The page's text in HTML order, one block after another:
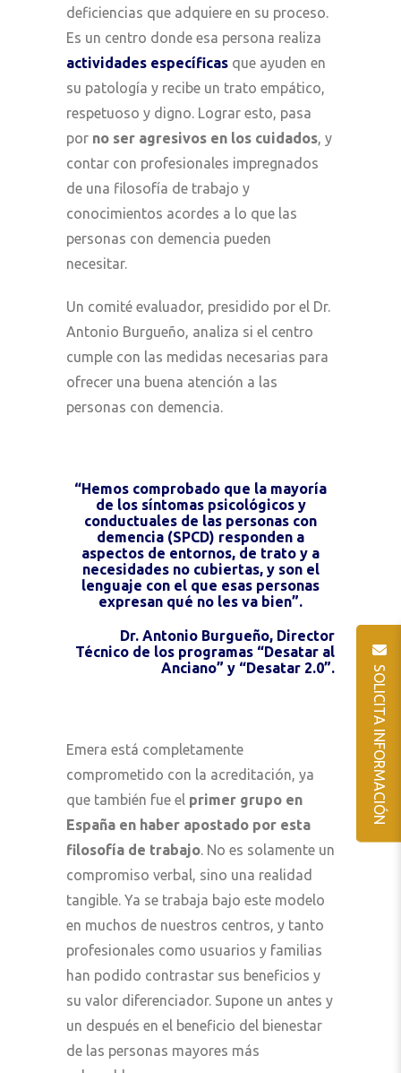
deficiencias que adquiere en su proceso.
Es un centro donde esa persona realiza
actividades específicas que ayuden en
su patología y recibe un trato empático,
respetuoso y digno. Lograr esto, pasa
por no ser agresivos en los cuidados, y
contar con profesionales impregnados
de una filosofía de trabajo y
conocimientos acordes a lo que las
personas con demencia pueden
necesitar.
Un comité evaluador, presidido por el Dr.
Antonio Burgueño, analiza si el centro
cumple con las medidas necesarias para
ofrecer una buena atención a las
personas con demencia.
“Hemos comprobado que la mayoría
de los síntomas psicológicos y
conductuales de las personas con
demencia (SPCD) responden a
aspectos de entornos, de trato y a
necesidades no cubiertas, y son el
lenguaje con el que esas personas
expresan qué no les va bien”.
Dr. Antonio Burgueño, Director
Técnico de los programas “Desatar al
Anciano” y “Desatar 2.0”.
Emera está completamente
comprometido con la acreditación, ya
que también fue el primer grupo en
España en haber apostado por esta
filosofía de trabajo. No es solamente un
compromiso verbal, sino una realidad
tangible. Ya se trabaja bajo este modelo
en muchos de nuestros centros, y tanto
profesionales como usuarios y familias
han podido contrastar sus beneficios y
su valor diferenciador. Supone un antes y
un después en el beneficio del bienestar
de las personas mayores más
SOLICITA INFORMACIÓN